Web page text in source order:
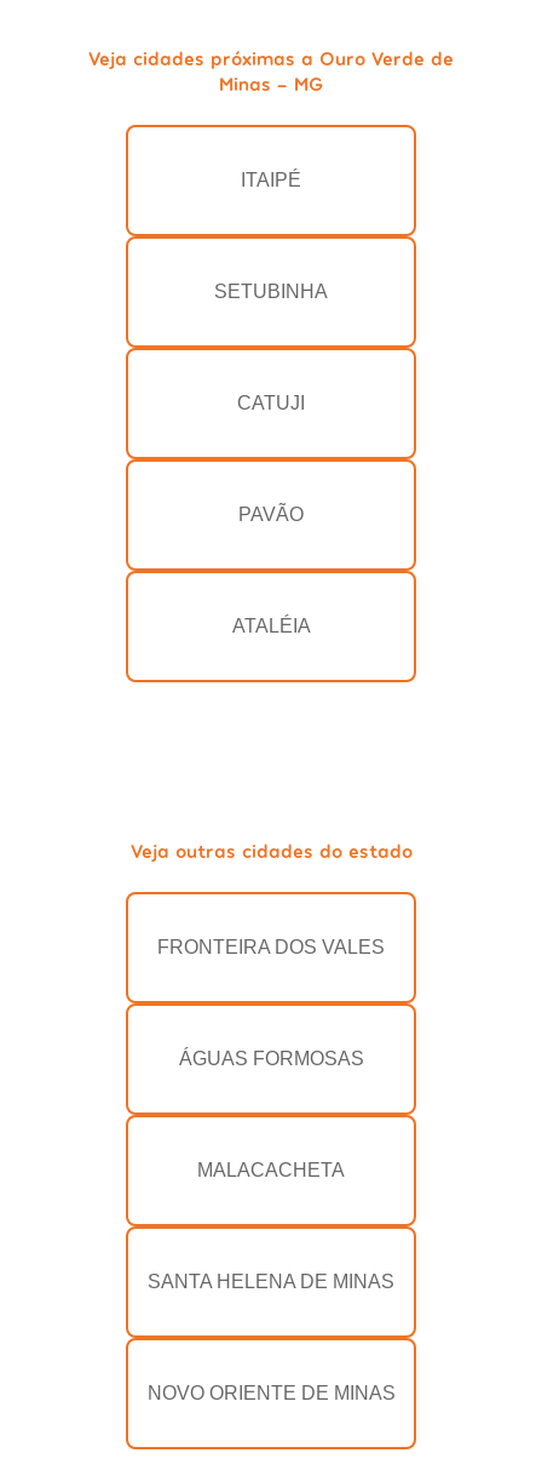
Veja cidades próximas a Ouro Verde de
Minas - MG
ITAIPÉ
SETUBINHA
CATUJI
PAVÃO
ATALÉIA
Veja outras cidades do estado
FRONTEIRA DOS VALES
ÁGUAS FORMOSAS
MALACACHETA
SANTA HELENA DE MINAS
NOVO ORIENTE DE MINAS